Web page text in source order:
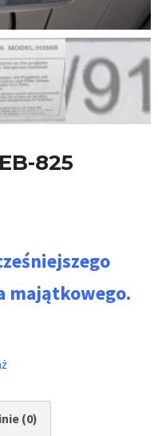
825
majątkowego.
(0)